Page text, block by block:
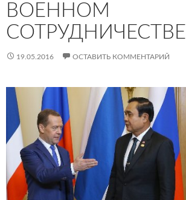
ВОЕННОМ
СОТРУДНИЧЕСТВЕ
19.05.2016 ОСТАВИТЬ КОММЕНТАРИЙ